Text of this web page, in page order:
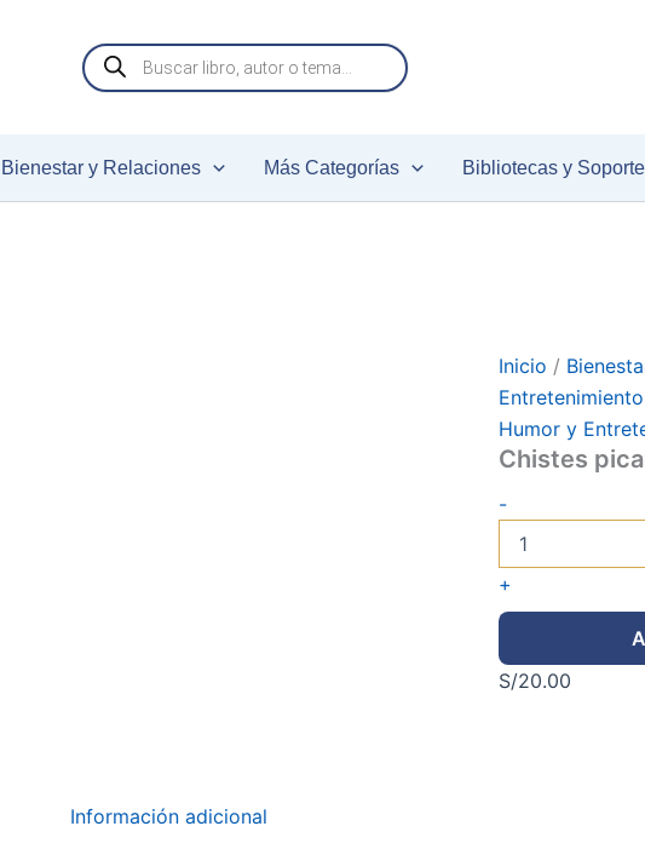
Búsqueda
de
productos
Bienestar y Relaciones Más Categorías Bibliotecas y
Inicio /
Entretenimiento
Humor y
Chistes
-
+
S/20.00
Información adicional